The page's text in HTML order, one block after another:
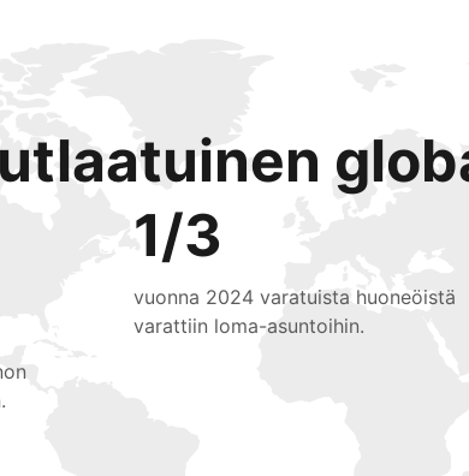
1/3
vuonna 2024 varatuista huoneöistä
varattiin loma-asuntoihin.